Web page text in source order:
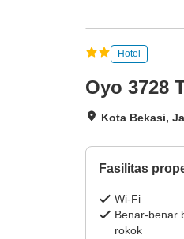
Hotel
Oyo 3728
Kota Bekasi,
Fasilitas
Wi-Fi
Benar-benar
rokok